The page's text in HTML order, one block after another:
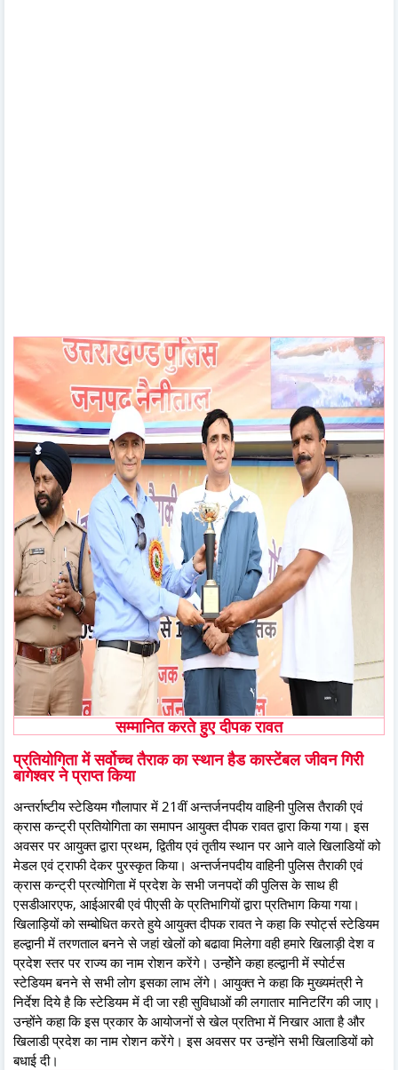
सम्मानित करते हुए दीपक रावत
प्रतियोगिता में सर्वोच्च तैराक का स्थान हैड कास्टेंबल जीवन गिरी
बागेश्वर ने प्राप्त किया
अन्तर्राष्टीय स्टेडियम गौलापार में 21वीं अन्तर्जनपदीय वाहिनी पुलिस तैराकी एवं
क्रास कन्ट्री प्रतियोगिता का समापन आयुक्त दीपक रावत द्वारा किया गया। इस
अवसर पर आयुक्त द्वारा प्रथम, द्वितीय एवं तृतीय स्थान पर आने वाले खिलाडियों को
मेडल एवं ट्राफी देकर पुरस्कृत किया। अन्तर्जनपदीय वाहिनी पुलिस तैराकी एवं
क्रास कन्ट्री प्रत्योगिता में प्रदेश के सभी जनपदों की पुलिस के साथ ही
एसडीआरएफ, आईआरबी एवं पीएसी के प्रतिभागियों द्वारा प्रतिभाग किया गया।
खिलाड़ियों को सम्बोधित करते हुये आयुक्त दीपक रावत ने कहा कि स्पोर्ट्स स्टेडियम
हल्द्वानी में तरणताल बनने से जहां खेलों को बढावा मिलेगा वही हमारे खिलाड़ी देश व
प्रदेश स्तर पर राज्य का नाम रोशन करेंगे। उन्होेंने कहा हल्द्वानी में स्पोर्टस
स्टेडियम बनने से सभी लोग इसका लाभ लेंगे। आयुक्त ने कहा कि मुख्यमंत्री ने
निर्देश दिये है कि स्टेडियम में दी जा रही सुविधाओं की लगातार मानिटरिंग की जाए।
उन्होंने कहा कि इस प्रकार केे आयोजनों से खेल प्रतिभा में निखार आता है और
खिलाडी प्रदेश का नाम रोशन करेंगे। इस अवसर पर उन्होंने सभी खिलाडियों को
बधाई दी।